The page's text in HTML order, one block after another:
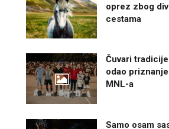
oprez zbog
cestama
Čuvari
odao
MNL-a
Samo osam